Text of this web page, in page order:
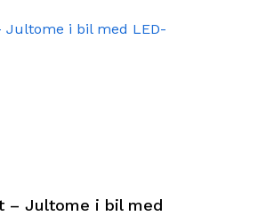
– Jultome i bil med